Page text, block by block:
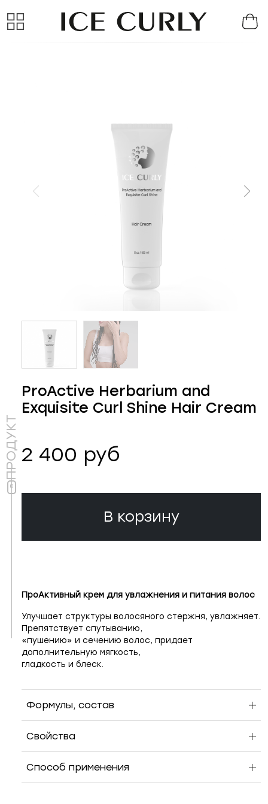
ПРОДУКТ
ProActive Herbarium and
Exquisite Curl Shine Hair Cream
2 400 руб
В корзину
ПроАктивный крем для увлажнения и питания волос
Улучшает структуры волосяного стержня, увлажняет.
Препятствует спутыванию,
«пушению» и сечению волос, придает
дополнительную мягкость,
гладкость и блеск.
Формулы, состав
Свойства
Способ применения